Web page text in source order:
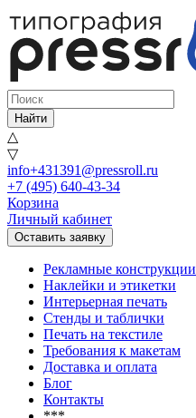
Найти
△
▽
info+431391@pressroll.ru
+7 (495) 640-43-34
Корзина
Личный кабинет
Оставить заявку
Рекламные конструкции
Наклейки и этикетки
Интерьерная печать
Стенды и таблички
Печать на текстиле
Требования к макетам
Доставка и оплата
Блог
Контакты